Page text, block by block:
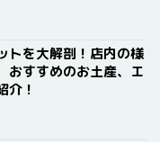
トを大解剖！店内の様
おすすめのお土産、エ
介！